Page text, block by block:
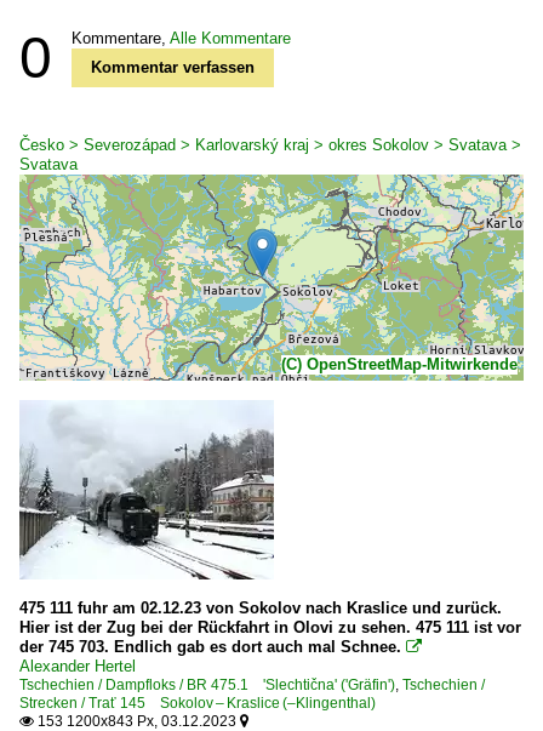
0 Kommentare, Alle Kommentare
Kommentar verfassen
Česko > Severozápad > Karlovarský kraj > okres Sokolov > Svatava >
Svatava
(C) OpenStreetMap-Mitwirkende
475 111 fuhr am 02.12.23 von Sokolov nach Kraslice und zurück.
Hier ist der Zug bei der Rückfahrt in Olovi zu sehen. 475 111 ist vor
der 745 703. Endlich gab es dort auch mal Schnee. 
Alexander Hertel
Tschechien / Dampfloks / BR 475.1 'Slechtična' ('Gräfin') Tschechien /
Strecken / Trať 145 Sokolov – Kraslice (–Klingenthal)
 153 1200x843 Px, 03.12.2023 